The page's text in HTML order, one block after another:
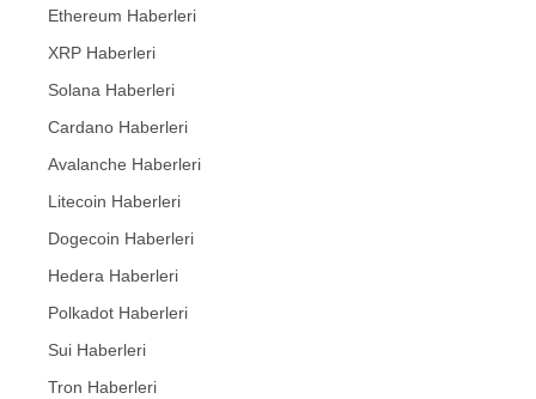
Ethereum Haberleri
XRP Haberleri
Solana Haberleri
Cardano Haberleri
Avalanche Haberleri
Litecoin Haberleri
Dogecoin Haberleri
Hedera Haberleri
Polkadot Haberleri
Sui Haberleri
Tron Haberleri